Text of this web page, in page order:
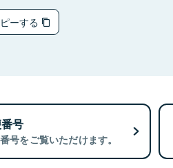
ーする
号
号をご覧いただけます。